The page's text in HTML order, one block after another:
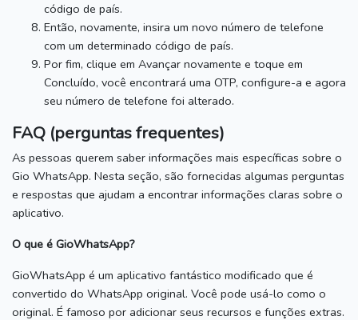
código de país.
Então, novamente, insira um novo número de telefone
com um determinado código de país.
Por fim, clique em Avançar novamente e toque em
Concluído, você encontrará uma OTP, configure-a e agora
seu número de telefone foi alterado.
FAQ (perguntas frequentes)
As pessoas querem saber informações mais específicas sobre o
Gio WhatsApp. Nesta seção, são fornecidas algumas perguntas
e respostas que ajudam a encontrar informações claras sobre o
aplicativo.
O que é GioWhatsApp?
GioWhatsApp é um aplicativo fantástico modificado que é
convertido do WhatsApp original. Você pode usá-lo como o
original. É famoso por adicionar seus recursos e funções extras.